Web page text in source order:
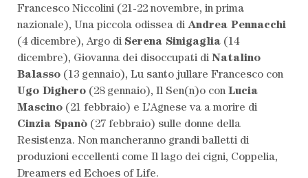
Francesco Niccolini (21-22 novembre, in prima
nazionale), Una piccola odissea di Andrea Pennacchi
(4 dicembre), Argo di Serena Sinigaglia (14
dicembre), Giovanna dei disoccupati di Natalino
Balasso (13 gennaio), Lu santo jullare Francesco con
Ugo Dighero (28 gennaio), Il Sen(n)o con Lucia
Mascino (21 febbraio) e L’Agnese va a morire di
Cinzia Spanò (27 febbraio) sulle donne della
Resistenza. Non mancheranno grandi balletti di
produzioni eccellenti come Il lago dei cigni, Coppelia,
Dreamers ed Echoes of Life.